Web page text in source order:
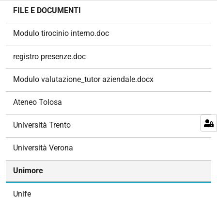
FILE E DOCUMENTI
Modulo tirocinio interno.doc
registro presenze.doc
Modulo valutazione_tutor aziendale.docx
Ateneo Tolosa
Università Trento
Università Verona
Unimore
Unife